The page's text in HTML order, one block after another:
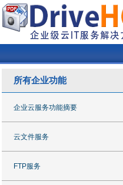
所有企业功能
企业云服务功能摘要
云文件服务
FTP服务